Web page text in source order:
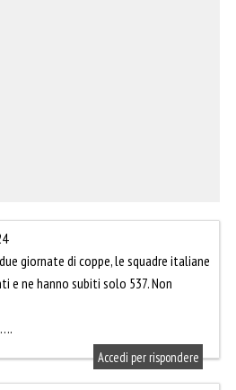
giornate di coppe, le squadre italiane
e ne hanno subiti solo 537. Non
Accedi per rispondere